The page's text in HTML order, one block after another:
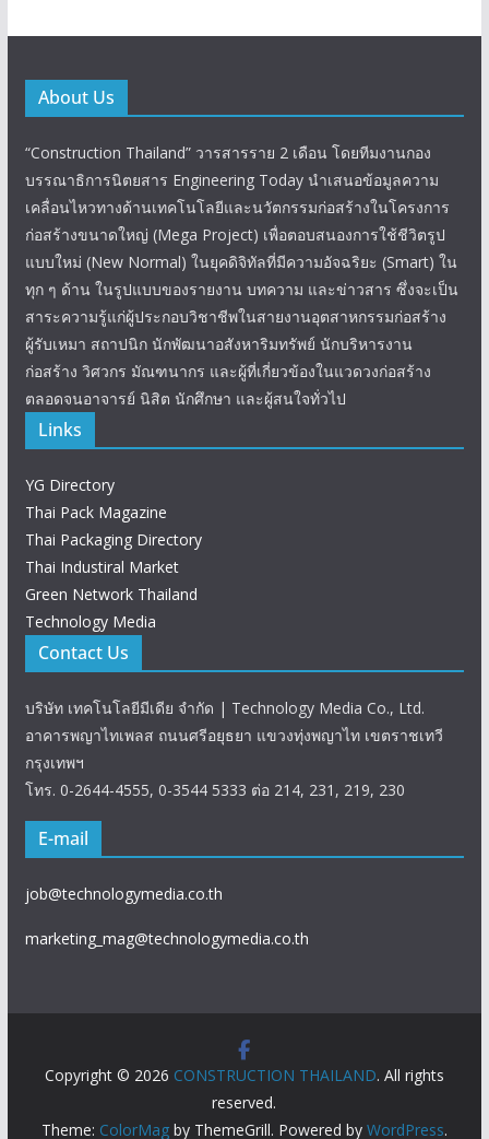
About Us
“Construction Thailand” วารสารราย 2 เดือน โดยทีมงานกอง
บรรณาธิการนิตยสาร Engineering Today นำเสนอข้อมูลความ
เคลื่อนไหวทางด้านเทคโนโลยีและนวัตกรรมก่อสร้างในโครงการ
ก่อสร้างขนาดใหญ่ (Mega Project) เพื่อตอบสนองการใช้ชีวิตรูป
แบบใหม่ (New Normal) ในยุคดิจิทัลที่มีความอัจฉริยะ (Smart) ใน
ทุก ๆ ด้าน ในรูปแบบของรายงาน บทความ และข่าวสาร ซึ่งจะเป็น
สาระความรู้แก่ผู้ประกอบวิชาชีพในสายงานอุตสาหกรรมก่อสร้าง
ผู้รับเหมา สถาปนิก นักพัฒนาอสังหาริมทรัพย์ นักบริหารงาน
ก่อสร้าง วิศวกร มัณฑนากร และผู้ที่เกี่ยวข้องในแวดวงก่อสร้าง
ตลอดจนอาจารย์ นิสิต นักศึกษา และผู้สนใจทั่วไป
Links
YG Directory
Thai Pack Magazine
Thai Packaging Directory
Thai Industiral Market
Green Network Thailand
Technology Media
Contact Us
บริษัท เทคโนโลยีมีเดีย จำกัด | Technology Media Co., Ltd.
อาคารพญาไทเพลส ถนนศรีอยุธยา แขวงทุ่งพญาไท เขตราชเทวี
กรุงเทพฯ
โทร. 0-2644-4555, 0-3544 5333 ต่อ 214, 231, 219, 230
E-mail
job@technologymedia.co.th
marketing_mag@technologymedia.co.th
Copyright © 2026 CONSTRUCTION THAILAND. All rights
reserved.
Theme: ColorMagby ThemeGrill. Powered by WordPress.